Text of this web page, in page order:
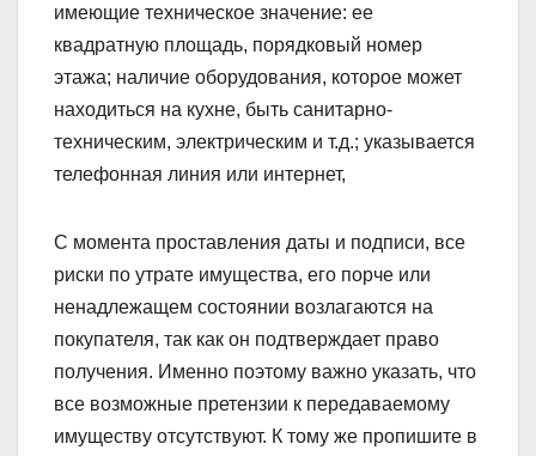
имеющие техническое значение: ее
квадратную площадь, порядковый номер
этажа; наличие оборудования, которое может
находиться на кухне, быть санитарно-
техническим, электрическим и т.д.; указывается
телефонная линия или интернет,
С момента проставления даты и подписи, все
риски по утрате имущества, его порче или
ненадлежащем состоянии возлагаются на
покупателя, так как он подтверждает право
получения. Именно поэтому важно указать, что
все возможные претензии к передаваемому
имуществу отсутствуют. К тому же пропишите в